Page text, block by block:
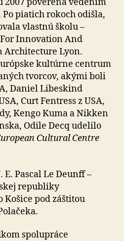
piatich rokoch odišla,
vlastnú školu –
Innovation And
Architecture Lyon.
kultúrne centrum
tvorcov, akými boli
Daniel Libeskind
Curt Fentress z USA,
Kengo Kuma a Nikken
Odile Decq udelilo
Cultural Centre
Pascal Le Deunff –
republiky
Košice pod záštitou
spolupráce